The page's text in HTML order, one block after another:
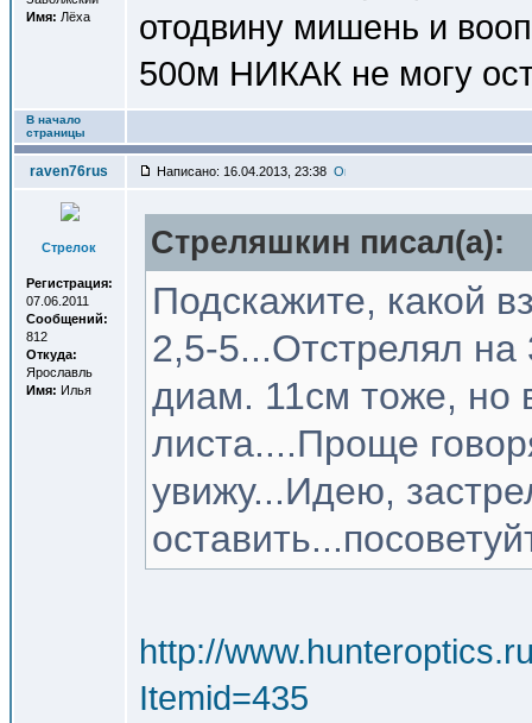
Имя: Лёха
отодвину мишень и
500м НИКАК не могу
В начало
страницы
raven76rus Написано: 16.04.2013, 23:38
Стрелок
Регистрация:
07.06.2011
Сообщений:
812
Откуда:
Ярославль
Имя: Илья
Стреляшкин писал(a):
Подскажите, какой
2,5-5...Отстрелял на
диам. 11см тоже, но
листа....Проще
увижу...Идею,
http://
Itemid=435